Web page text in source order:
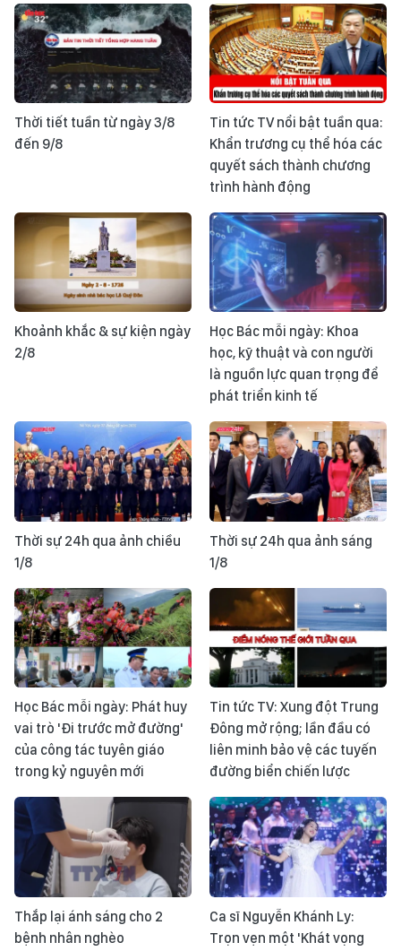
Thời tiết tuần từ ngày 3/8
đến 9/8
Tin tức TV nổi bật tuần qua:
Khẩn trương cụ thể hóa các
quyết sách thành chương
trình hành động
Khoảnh khắc & sự kiện ngày
2/8
Học Bác mỗi ngày: Khoa
học, kỹ thuật và con người
là nguồn lực quan trọng để
phát triển kinh tế
Thời sự 24h qua ảnh chiều
1/8
Thời sự 24h qua ảnh sáng
1/8
Học Bác mỗi ngày: Phát huy
vai trò 'Đi trước mở đường'
của công tác tuyên giáo
trong kỷ nguyên mới
Tin tức TV: Xung đột Trung
Đông mở rộng; lần đầu có
liên minh bảo vệ các tuyến
đường biển chiến lược
Thắp lại ánh sáng cho 2
bệnh nhân nghèo
Ca sĩ Nguyễn Khánh Ly:
Trọn vẹn một 'Khát vọng